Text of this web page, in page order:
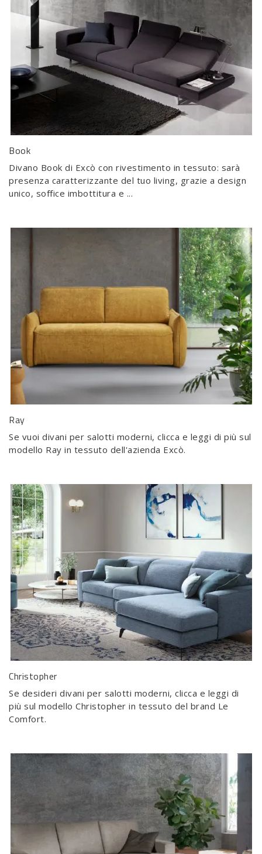
Book
Divano Book di Excò con rivestimento in tessuto: sarà
presenza caratterizzante del tuo living, grazie a design
unico, soffice imbottitura e ...
Ray
Se vuoi divani per salotti moderni, clicca e leggi di più sul
modello Ray in tessuto dell'azienda Excò.
Christopher
Se desideri divani per salotti moderni, clicca e leggi di
più sul modello Christopher in tessuto del brand Le
Comfort.